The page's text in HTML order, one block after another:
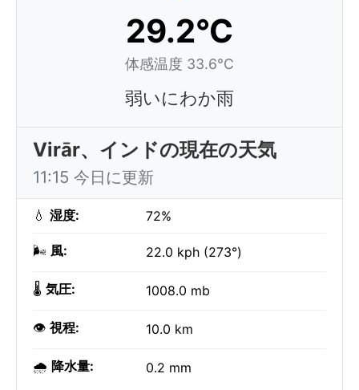
29.2°C
体感温度 33.6°C
弱いにわか雨
Virār、インドの現在の天気
11:15 今日に更新
💧 湿度: 72%
🌬️ 風: 22.0 kph (273°)
🌡️ 気圧: 1008.0 mb
👁️ 視程: 10.0 km
🌧️ 降水量: 0.2 mm